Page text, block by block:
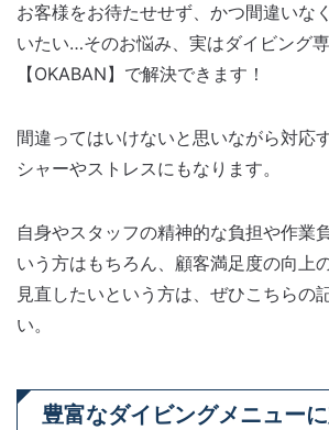
お客様をお待たせせず、かつ間違いな
いたい…そのお悩み、実はダイビング
【OKABAN】で解決できます！
間違ってはいけないと思いながら対応
シャーやストレスにもなります。
自身やスタッフの精神的な負担や作業
いう方はもちろん、顧客満足度の向上
見直したいという方は、ぜひこちらの
い。
豊富なダイビングメニュー